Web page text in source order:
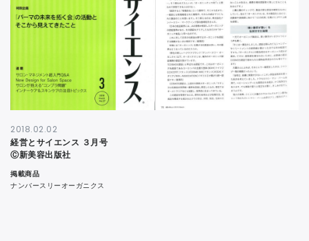
2018.02.02
経営とサイエンス ３月号
Ⓒ新美容出版社
掲載商品
ナンバースリーオーガニクス